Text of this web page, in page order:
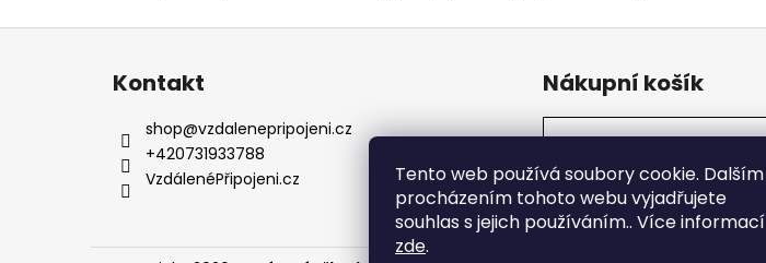
Tento web používá soubory cookie. Dalším
procházením tohoto webu vyjadřujete
souhlas s jejich používáním.. Více informací
zde.
Kontakt
shop@vzdalenepripojeni.cz
+420731933788
VzdálenéPřipojeni.cz
Nákupní košík